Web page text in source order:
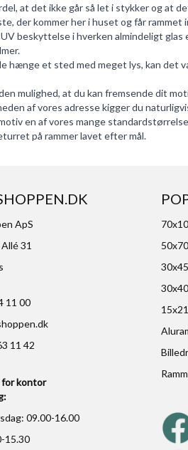
at det ikke går så let i stykker og at
der kommer her i huset og får rammet
beskyttelse i hverken almindeligt
hænge et sted med meget lys, kan
mulighed, at du kan fremsende dit
af vores adresse kigger du
en af vores mange
på rammer lavet efter mål.
ApS
31
11 00
11 42
kontor
09.00-16.00
15.30